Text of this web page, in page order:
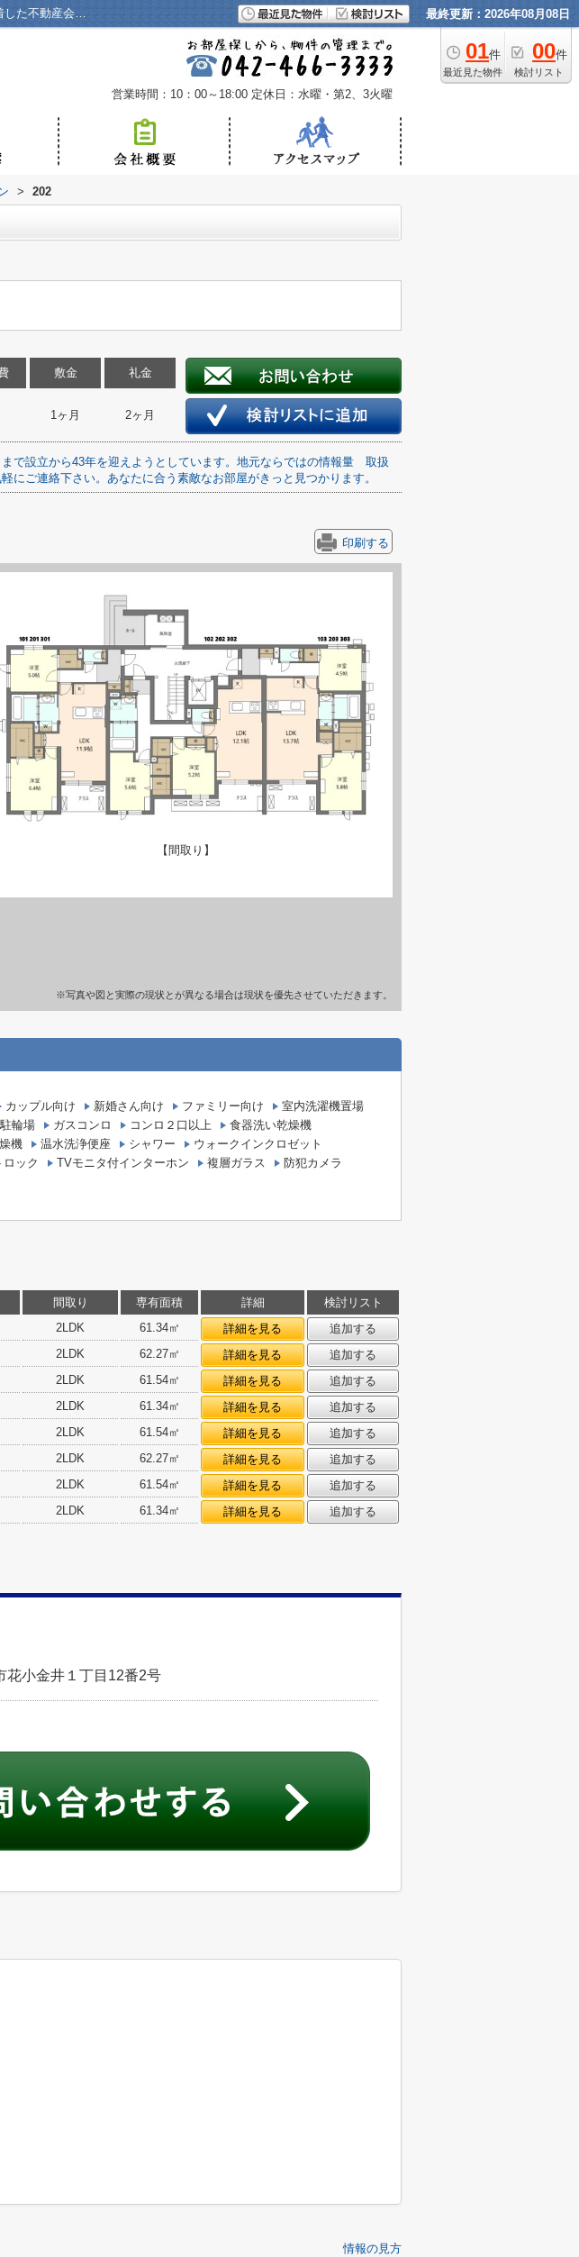
仮）花小金井南町2丁目へーベルメゾン202｜花小金井、小平、西東京周辺エリアに密着した不動産会社で、おかげさまで設立から43年を迎えようとしています。地元ならではの情報量・取扱い物件をお客様にご提案させていただきます。地域密着の当社までお気軽にご連絡下さい。あなたに合う素敵なお部屋がきっと見つかります。｜花小金井の賃貸・不動産｜共立商事 最終更新：2026年08月08日
01件
最近見た物件
00件
検討リスト
営業時間：10：00～18:00 定休日：水曜・第2、3火曜
> 202
敷金
1ヶ月
礼金
2ヶ月
で設立から43年を迎えようとしています。地元ならではの情報量
取扱
ご連絡下さい。あなたに合う素敵なお部屋がきっと見つかります。
印刷する
【間取り】
※写真や図と実際の現状とが異なる場合は現状を優先させていただきます。
カップル向け 新婚さん向け ファミリー向け
室内洗濯機置場
駐輪場 ガスコンロ コンロ２口以上
食器洗い乾燥機
機 温水洗浄便座 シャワー
ウォークインクロゼット
ロック TVモニタ付インターホン 複層ガラス
防犯カメラ
間取り 専有面積 詳細
検討リスト
2LDK 61.34㎡ 詳細を見る
追加する
2LDK 62.27㎡ 詳細を見る
追加する
2LDK 61.54㎡ 詳細を見る
追加する
2LDK 61.34㎡ 詳細を見る
追加する
2LDK 61.54㎡ 詳細を見る
追加する
2LDK 62.27㎡ 詳細を見る
追加する
2LDK 61.54㎡ 詳細を見る
追加する
2LDK 61.34㎡ 詳細を見る 追加する
花小金井１丁目12番2号
情報の見方